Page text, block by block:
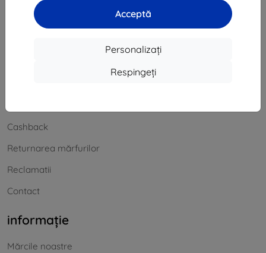
Acceptă
Personalizați
Respingeți
Sâmbătă și duminică:
Offline
Cashback
Returnarea mărfurilor
Reclamatii
Contact
informație
Mărcile noastre